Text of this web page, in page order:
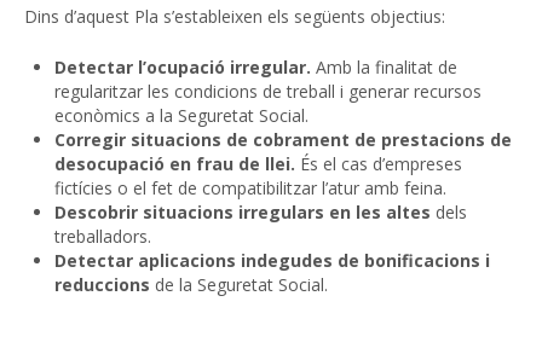
Dins d’aquest Pla s’estableixen els següents objectius:
Detectar l’ocupació irregular. Amb la finalitat de
regularitzar les condicions de treball i generar recursos
econòmics a la Seguretat Social.
Corregir situacions de cobrament de prestacions de
desocupació en frau de llei. És el cas d’empreses
fictícies o el fet de compatibilitzar l’atur amb feina.
Descobrir situacions irregulars en les altes dels
treballadors.
Detectar aplicacions indegudes de bonificacions i
reduccions de la Seguretat Social.